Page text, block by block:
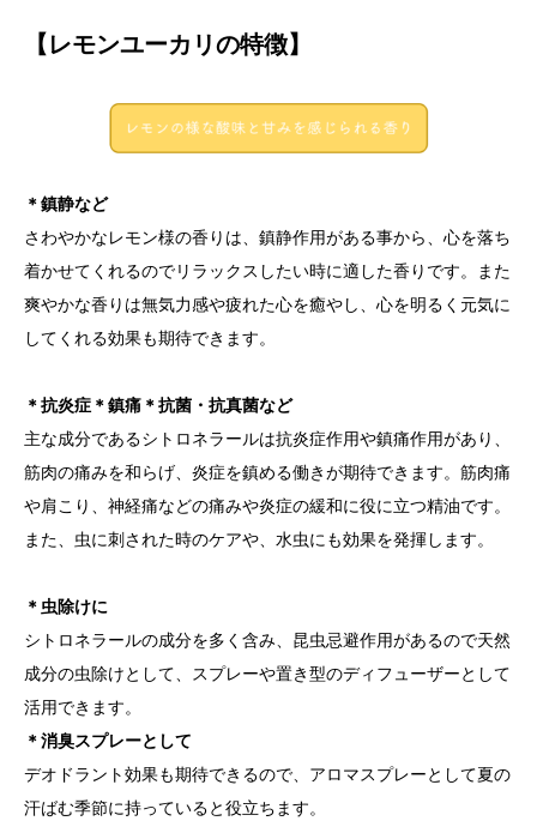
【レモンユーカリの特徴】
＊鎮静など
さわやかなレモン様の香りは、鎮静作用がある事から、心を落ち
着かせてくれるのでリラックスしたい時に適した香りです。また
爽やかな香りは無気力感や疲れた心を癒やし、心を明るく元気に
してくれる効果も期待できます。
＊抗炎症＊鎮痛＊抗菌・抗真菌など
主な成分であるシトロネラールは抗炎症作用や鎮痛作用があり、
筋肉の痛みを和らげ、炎症を鎮める働きが期待できます。筋肉痛
や肩こり、神経痛などの痛みや炎症の緩和に役に立つ精油です。
また、虫に刺された時のケアや、水虫にも効果を発揮します。
＊虫除けに
シトロネラールの成分を多く含み、昆虫忌避作用があるので天然
成分の虫除けとして、スプレーや置き型のディフューザーとして
活用できます。
＊消臭スプレーとして
デオドラント効果も期待できるので、アロマスプレーとして夏の
汗ばむ季節に持っていると役立ちます。